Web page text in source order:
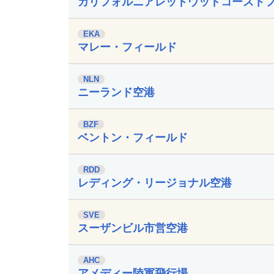
EKA
マレー・フィールド
NLN
ニーランド空港
BZF
ベントン・フィールド
RDD
レディング・リージョナル空港
SVE
スーザンビル市営空港
AHC